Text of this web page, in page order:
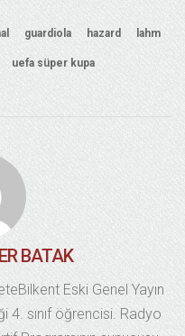
guardiola hazard lahm
uefa süper kupa
BATAK
Eski Genel Yayın
4. sınıf öğrencisi. Radyo